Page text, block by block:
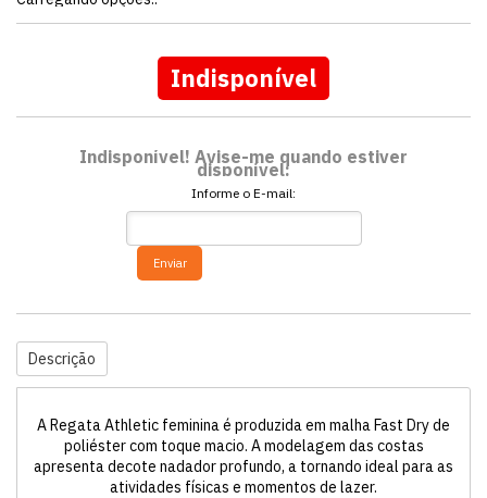
Indisponível
Indisponível! Avise-me quando estiver
disponível:
Informe o E-mail:
Enviar
Descrição
A Regata Athletic feminina é produzida em malha Fast Dry de
poliéster com toque macio. A modelagem das costas
apresenta decote nadador profundo, a tornando ideal para as
atividades físicas e momentos de lazer.